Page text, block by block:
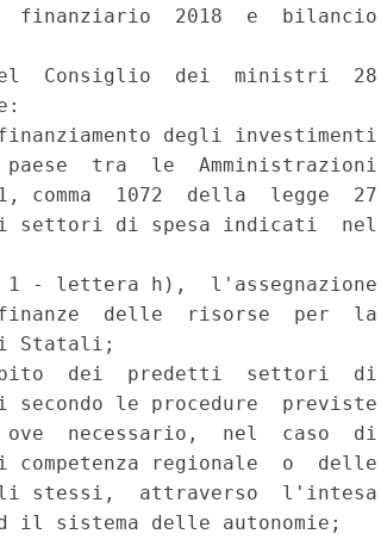
finanziario  2018  e  bilancio
Consiglio  dei  ministri  28
degli investimenti
tra  le  Amministrazioni
1072  della  legge  27
settori di spesa indicati  nel
- lettera h),  l'assegnazione
delle  risorse  per  la
Statali;
dei  predetti  settori  di
le procedure  previste
necessario,  nel  caso  di
regionale  o  delle
stessi,  attraverso  l'intesa
sistema delle autonomie;